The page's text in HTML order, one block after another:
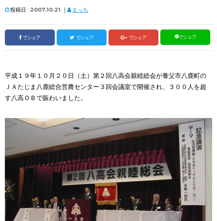
投稿日 : 2007.10.21 ｜ まっち
でシェア でシェア でシェア でシェア
平成１９年１０月２０日（土）第２回八高会親睦総会が養父市八鹿町の
ＪＡたじま八鹿総合営農センター３回会議室で開催され、３００人を超
す八高ＯＢで賑わいました。